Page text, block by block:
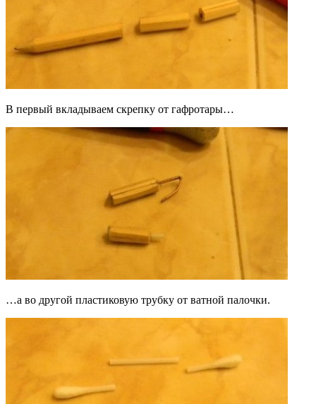
В первый вкладываем скрепку от гафротары…
…а во другой пластиковую трубку от ватной палочки.